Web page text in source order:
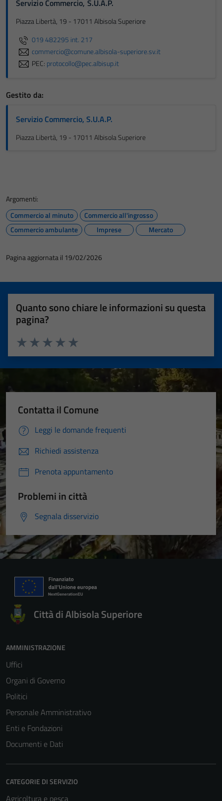
Servizio Commercio, S.U.A.P.
Piazza Libertà, 19 - 17011 Albisola Superiore
019 482295 int. 217
commercio@comune.albisola-superiore.sv.it
PEC: protocollo@pec.albisup.it
Gestito da:
Servizio Commercio, S.U.A.P.
Piazza Libertà, 19 - 17011 Albisola Superiore
Argomenti:
Commercio al minuto
Commercio all'ingrosso
Commercio ambulante
Imprese Mercato
Pagina aggiornata il 19/02/2026
Quanto sono chiare le informazioni su questa
pagina?
Valuta 5 stelle su 5
Valuta 4 stelle su 5
Valuta 3 stelle su 5
Valuta 2 stelle su 5
Valuta 1 stelle su 5
Contatta il Comune
Leggi le domande frequenti
Richiedi assistenza
Prenota appuntamento
Problemi in città
Segnala disservizio
Città di Albisola Superiore
AMMINISTRAZIONE
Uffici
Organi di Governo
Politici
Personale Amministrativo
Enti e Fondazioni
Documenti e Dati
CATEGORIE DI SERVIZIO
Agricoltura e pesca